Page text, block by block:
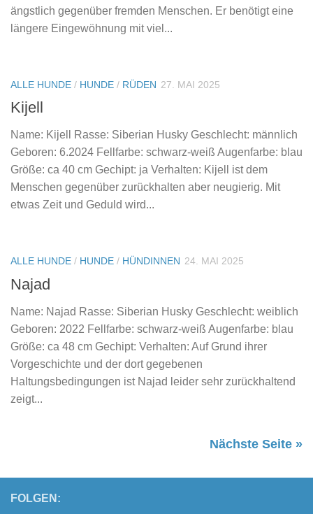
ängstlich gegenüber fremden Menschen. Er benötigt eine
längere Eingewöhnung mit viel...
ALLE HUNDE / HUNDE / RÜDEN 27. MAI 2025
Kijell
Name: Kijell Rasse: Siberian Husky Geschlecht: männlich
Geboren: 6.2024 Fellfarbe: schwarz-weiß Augenfarbe: blau
Größe: ca 40 cm Gechipt: ja Verhalten: Kijell ist dem
Menschen gegenüber zurückhalten aber neugierig. Mit
etwas Zeit und Geduld wird...
ALLE HUNDE / HUNDE / HÜNDINNEN 24. MAI 2025
Najad
Name: Najad Rasse: Siberian Husky Geschlecht: weiblich
Geboren: 2022 Fellfarbe: schwarz-weiß Augenfarbe: blau
Größe: ca 48 cm Gechipt: Verhalten: Auf Grund ihrer
Vorgeschichte und der dort gegebenen
Haltungsbedingungen ist Najad leider sehr zurückhaltend
zeigt...
Nächste Seite »
FOLGEN: